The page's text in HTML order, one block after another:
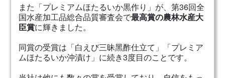
また「プレミアムほたるいか黒作り」が、第36回全
国⽔産加⼯品総合品質審査会で最⾼賞の農林⽔産⼤
⾂賞に輝きました。
同賞の受賞は「⽩えび三昧⿊酢仕⽴て」「プレミア
ムほたるいか沖漬け」に続き3度⽬のことです。